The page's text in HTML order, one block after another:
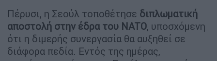
Πέρυσι, η Σεούλ τοποθέτησε διπλωματική
αποστολή στην έδρα του NATO, υποσχόμενη
ότι η διμερής συνεργασία θα αυξηθεί σε
διάφορα πεδία. Εντός της ημέρας,